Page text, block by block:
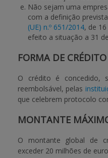
Não sejam uma
com a definição
(UE) n.º 651/2014, de
efeito a situação a 31
FORMA DE CRÉDITO
O crédito é concedido,
reembolsável, pelas
que celebrem protocolo
MONTANTE
O montante global de
exceder 20 milhões de